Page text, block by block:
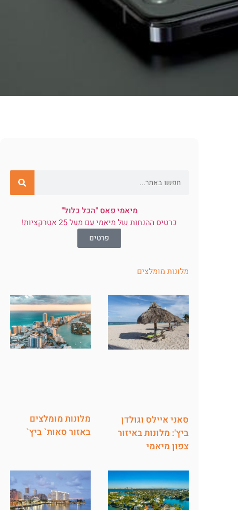
מיאמי פאס "הכל כלול"
כרטיס ההנחות של מיאמי עם מעל 25 אטרקציות!
פרטים
מלונות מומלצים
סאני איילס וגולדן
ביץ': מלונות באיזור
צפון מיאמי
מלונות מומלצים
באזור סאות` ביץ`